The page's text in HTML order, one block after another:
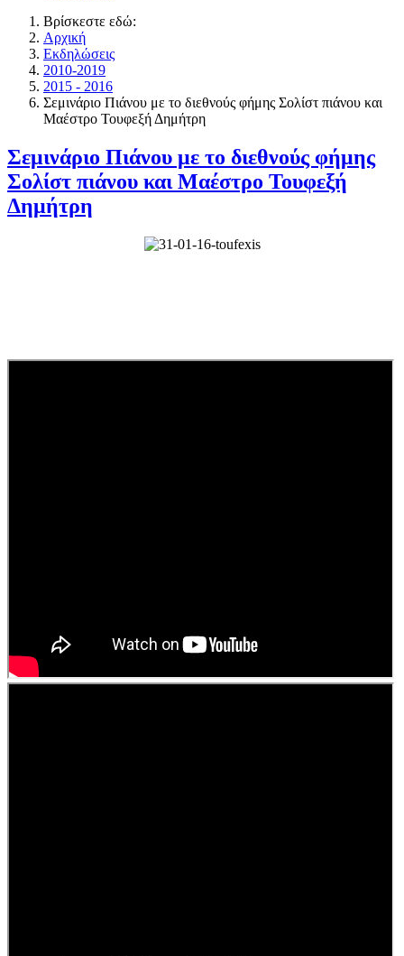
Βρίσκεστε εδώ:
Αρχική
Εκδηλώσεις
2010-2019
2015 - 2016
Σεμινάριο Πιάνου με το διεθνούς φήμης Σολίστ πιάνου και
Μαέστρο Τουφεξή Δημήτρη
Σεμινάριο Πιάνου με το διεθνούς φήμης
Σολίστ πιάνου και Μαέστρο Τουφεξή
Δημήτρη